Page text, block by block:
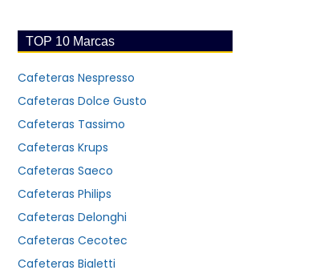
TOP 10 Marcas
Cafeteras Nespresso
Cafeteras Dolce Gusto
Cafeteras Tassimo
Cafeteras Krups
Cafeteras Saeco
Cafeteras Philips
Cafeteras Delonghi
Cafeteras Cecotec
Cafeteras Bialetti